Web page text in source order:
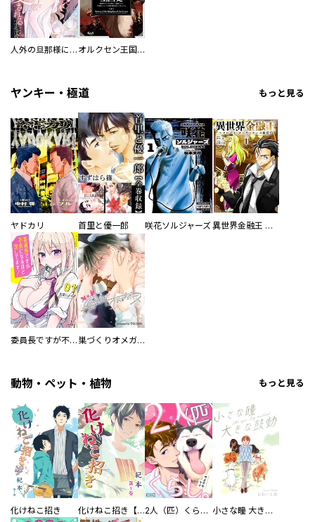
人外の旦那様に娶られ毎晩ナカまで愛される…。アンソロジー オルクセン王国史
ヤンキー・極道 もっと見る
ヤドカリ 首里と優一郎 咲花ソルジャーズ 異世界金融王 ～クローネ・ゴルディオンの覇道～
委員長ですが不良になるほど恋してます！ 巣づくりオメガバース
動物・ペット・植物 もっと見る
化けねこ招き 化けねこ招き【描きおろし付合冊版】 2人（匹）くらし。 小さな瞳 大きな鼓動